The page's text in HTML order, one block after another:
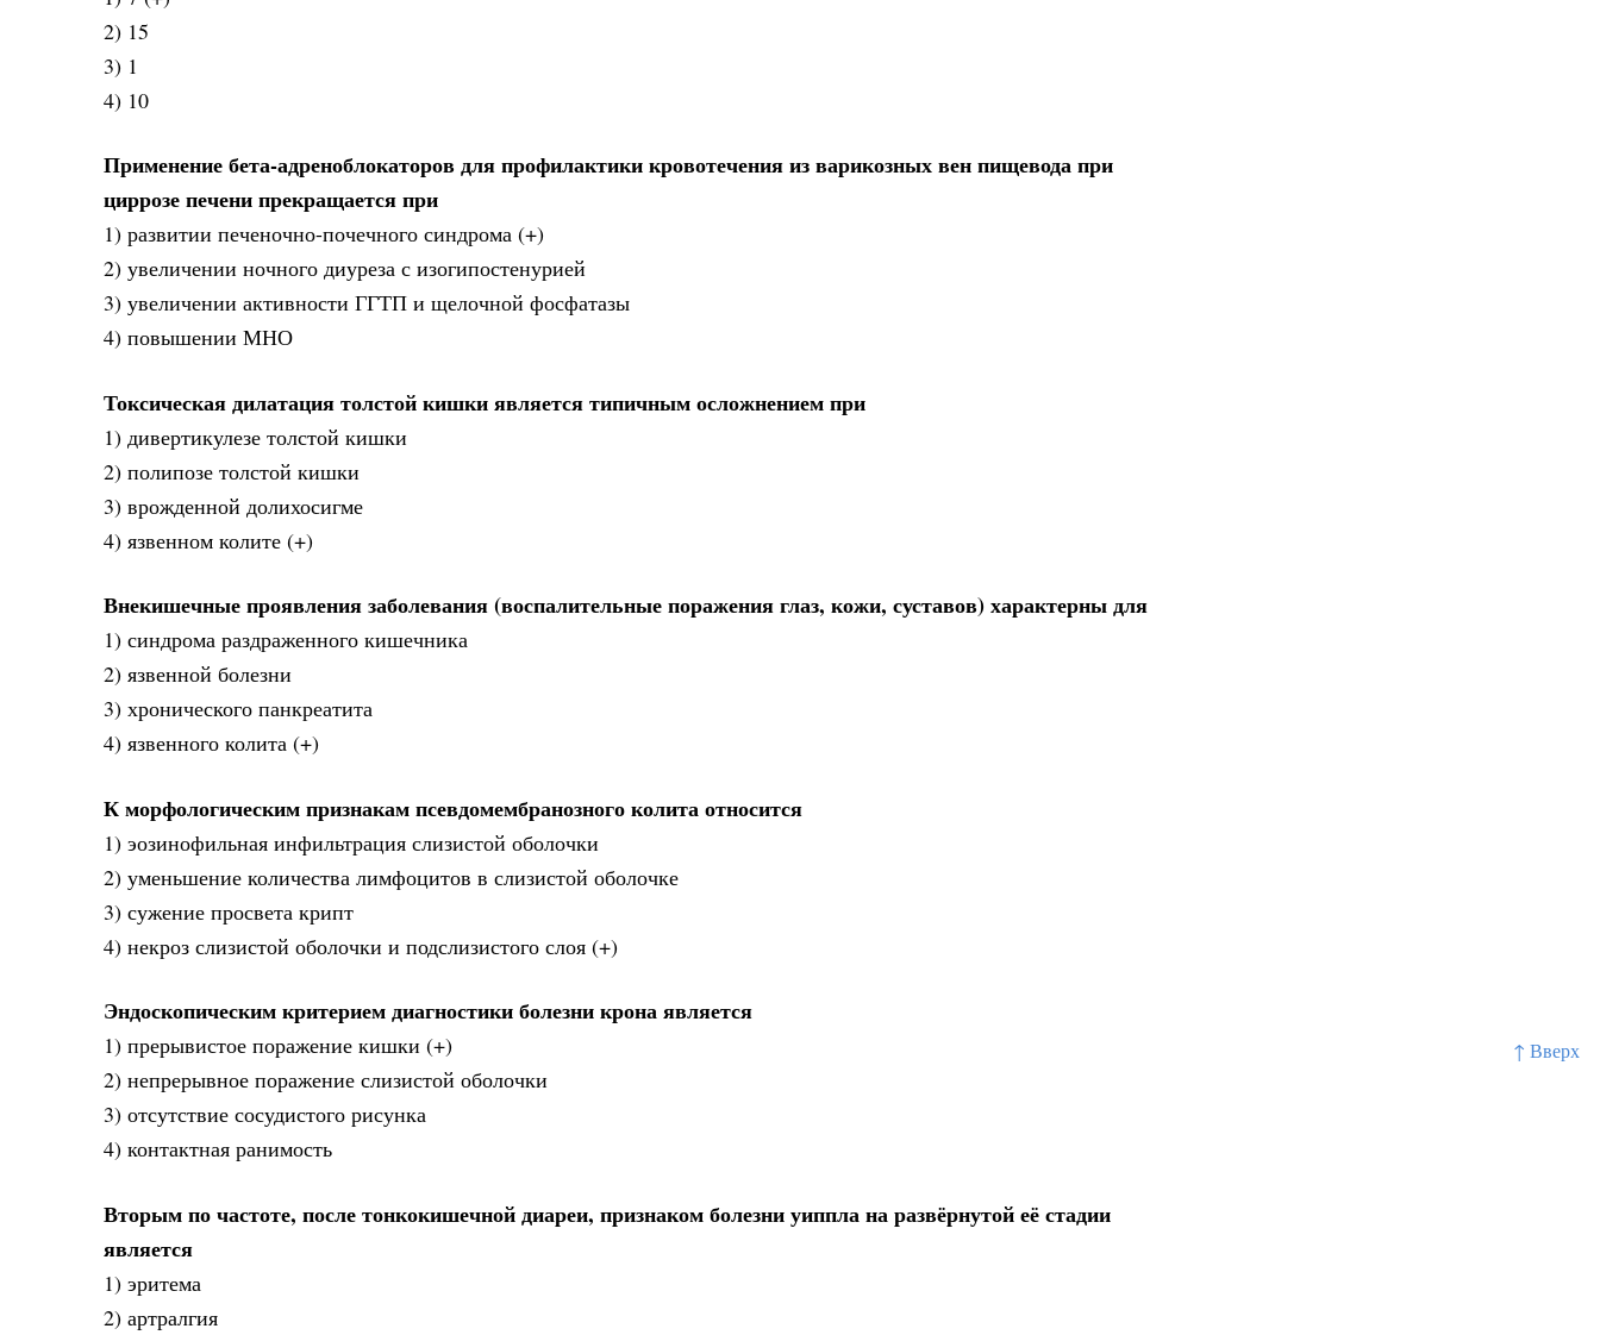
↑ Вверх
2) 15
3) 1
4) 10
Применение бета-адреноблокаторов для профилактики кровотечения из варикозных вен пищевода при
циррозе печени прекращается при
1) развитии печеночно-почечного синдрома (+)
2) увеличении ночного диуреза с изогипостенурией
3) увеличении активности ГГТП и щелочной фосфатазы
4) повышении МНО
Токсическая дилатация толстой кишки является типичным осложнением при
1) дивертикулезе толстой кишки
2) полипозе толстой кишки
3) врожденной долихосигме
4) язвенном колите (+)
Внекишечные проявления заболевания (воспалительные поражения глаз, кожи, суставов) характерны для
1) синдрома раздраженного кишечника
2) язвенной болезни
3) хронического панкреатита
4) язвенного колита (+)
К морфологическим признакам псевдомембранозного колита относится
1) эозинофильная инфильтрация слизистой оболочки
2) уменьшение количества лимфоцитов в слизистой оболочке
3) сужение просвета крипт
4) некроз слизистой оболочки и подслизистого слоя (+)
Эндоскопическим критерием диагностики болезни крона является
1) прерывистое поражение кишки (+)
2) непрерывное поражение слизистой оболочки
3) отсутствие сосудистого рисунка
4) контактная ранимость
Вторым по частоте, после тонкокишечной диареи, признаком болезни уиппла на развёрнутой её стадии
является
1) эритема
2) артралгия